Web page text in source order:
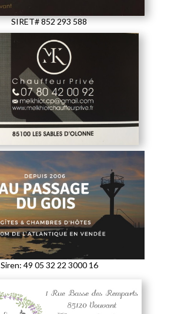
SIRET# 852 293 588
Siren: 49 05 32 22 3000 16